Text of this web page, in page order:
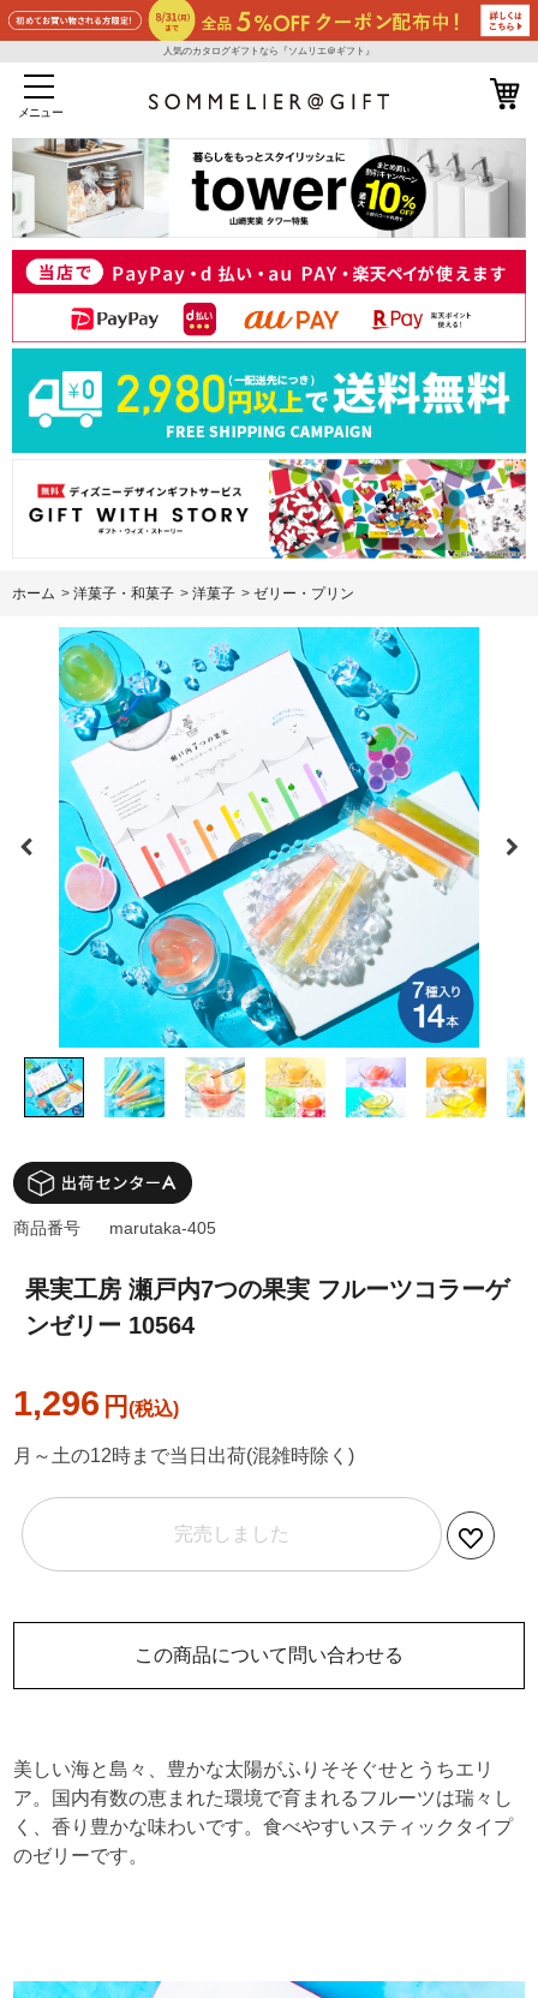
人気のカタログギフトなら『ソムリエ＠ギフト』
メニュー
ホーム > 洋菓子・和菓子 > 洋菓子 > ゼリー・プリン
果実工房 瀬戸内7つの果実 フルーツコラーゲ
ンゼリー 10564
1,296 円
商品番号 marutaka-405
月～土の12時まで当日出荷(混雑時除く)
完売しました
この商品について問い合わせる
美しい海と島々、豊かな太陽がふりそそぐせとうちエリ
ア。国内有数の恵まれた環境で育まれるフルーツは瑞々し
く、香り豊かな味わいです。食べやすいスティックタイプ
のゼリーです。